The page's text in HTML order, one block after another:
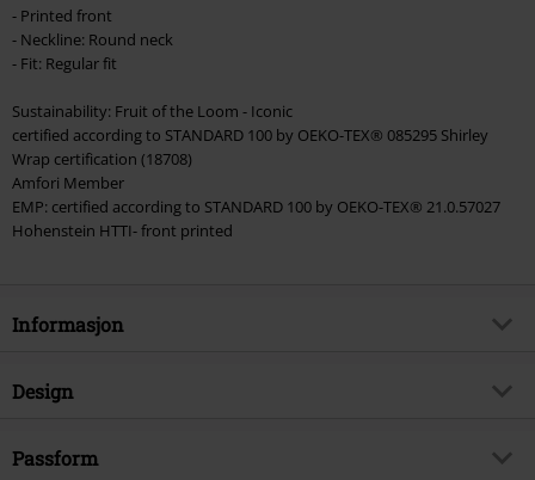
- Printed front
- Neckline: Round neck
- Fit: Regular fit
Sustainability: Fruit of the Loom - Iconic
certified according to STANDARD 100 by OEKO-TEX® 085295 Shirley
Wrap certification (18708)
Amfori Member
EMP: certified according to STANDARD 100 by OEKO-TEX® 21.0.57027
Hohenstein HTTI- front printed
Informasjon
Artikkelnummer
Eksklusiv
Design
Produkttype
Passform